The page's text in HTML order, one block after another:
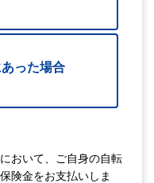
った場合
おいて、
ご自身の自転
険金をお支払いしま